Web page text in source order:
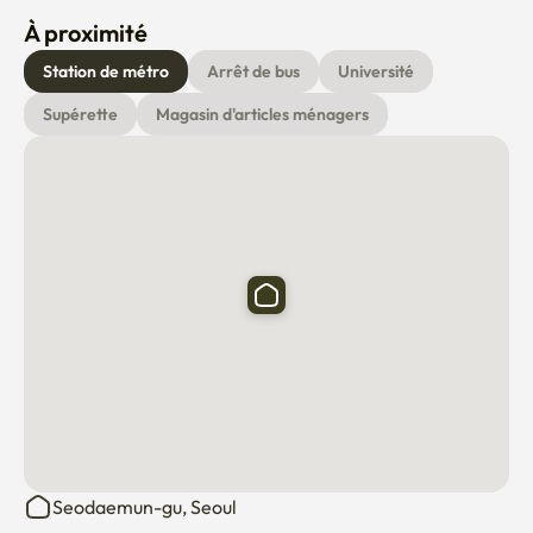
étage - porte arrière interdite après 22 heures).
*Veuillez jeter le papier à l'endroit désigné sur B2F.
Veuillez apporter individuellement des serviettes et des
serviettes de toilette pour les contrats de location à court
-Gare de Chungjeong-ro (ligne 2, 5) : 5 minutes à pied
-Station de Gwangwamwamam (ligne 5) : station de
Point de repère
À proximité
Station de métro Arrêt de bus
Université
Supérette
Magasin d'articles ménagers
Seodaemun-gu, Seoul